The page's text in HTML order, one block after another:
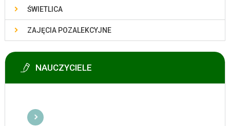
ŚWIETLICA
ZAJĘCIA POZALEKCYJNE
NAUCZYCIELE